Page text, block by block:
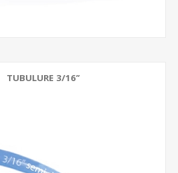
TUBULURE 3/16’’